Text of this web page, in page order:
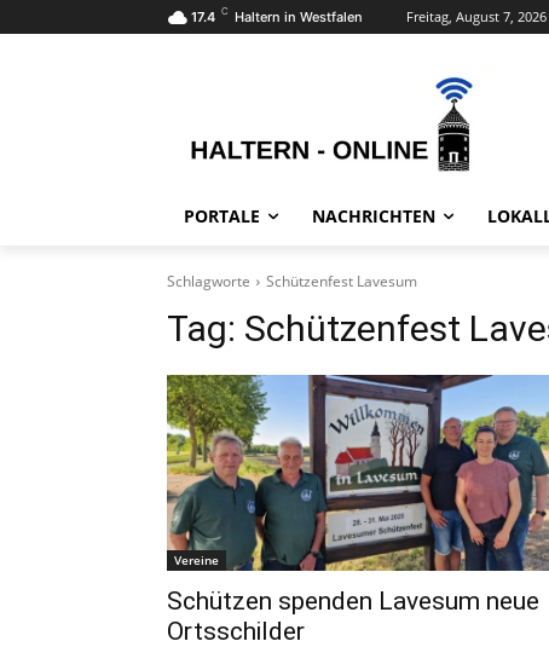
17.4 C Haltern in Westfalen Freitag, August 7, 2026
PORTALE NACHRICHTEN
Schlagworte Schützenfest Lavesum
Tag: Schützenfest
Vereine
Schützen spenden Lavesum neue
Ortsschilder